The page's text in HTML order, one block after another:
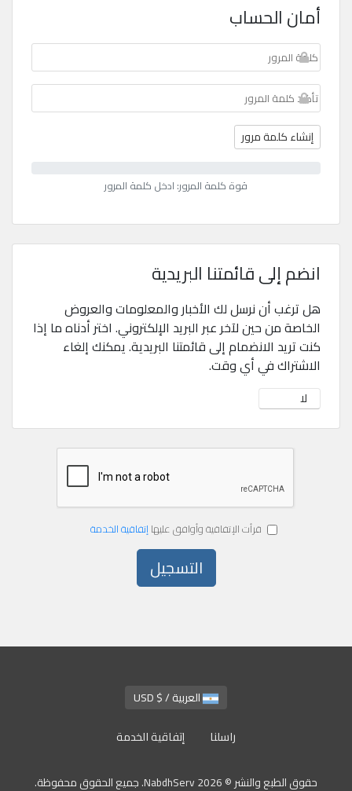
أمان الحساب
إنشاء كلمة مرور
قوة كلمة المرور: ادخل كلمة المرور
انضم إلى قائمتنا البريدية
هل ترغب أن نرسل لك الأخبار والمعلومات والعروض
الخاصة من حين لآخر عبر البريد الإلكتروني. اختر أدناه ما إذا
كنت تريد الانضمام إلى قائمتنا البريدية. يمكنك إلغاء
الاشتراك في أي وقت.
لا
قرأت الإتفاقية وأوافق عليها إتفاقية الخدمة
راسلنا إتفاقية الخدمة
حقوق الطبع والنشر © 2026 NabdhServ. جميع الحقوق محفوظة.